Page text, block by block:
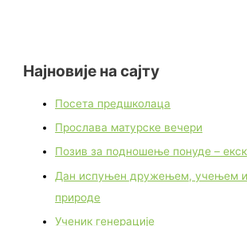
Најновије на сајту
Посета предшколаца
Прослава матурске вечери
Позив за подношење понуде –
Дан испуњен дружењем, учењем
природе
Ученик генерације